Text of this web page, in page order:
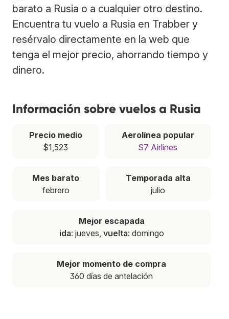
barato a Rusia o a cualquier otro destino.
Encuentra tu vuelo a Rusia en Trabber y
resérvalo directamente en la web que
tenga el mejor precio, ahorrando tiempo y
dinero.
Información sobre vuelos a Rusia
Precio medio
$1,523
Aerolínea popular
S7 Airlines
Mes barato
febrero
Temporada alta
julio
Mejor escapada
ida: jueves, vuelta: domingo
Mejor momento de compra
360 días de antelación